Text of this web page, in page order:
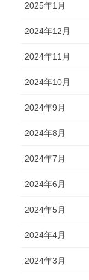
2025年1月
2024年12月
2024年11月
2024年10月
2024年9月
2024年8月
2024年7月
2024年6月
2024年5月
2024年4月
2024年3月